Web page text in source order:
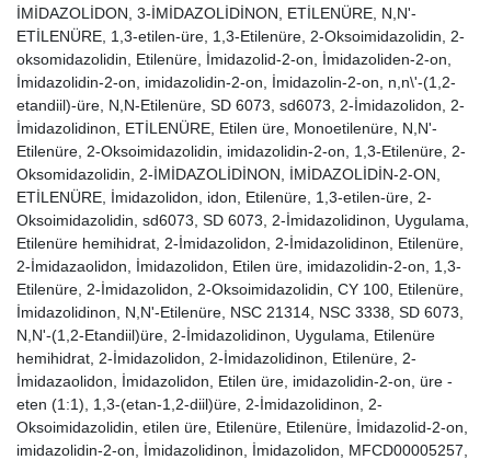
İMİDAZOLİDON, 3-İMİDAZOLİDİNON, ETİLENÜRE, N,N'-
ETİLENÜRE, 1,3-etilen-üre, 1,3-Etilenüre, 2-Oksoimidazolidin, 2-
oksomidazolidin, Etilenüre, İmidazolid-2-on, İmidazoliden-2-on,
İmidazolidin-2-on, imidazolidin-2-on, İmidazolin-2-on, n,n\'-(1,2-
etandiil)-üre, N,N-Etilenüre, SD 6073, sd6073, 2-İmidazolidon, 2-
İmidazolidinon, ETİLENÜRE, Etilen üre, Monoetilenüre, N,N'-
Etilenüre, 2-Oksoimidazolidin, imidazolidin-2-on, 1,3-Etilenüre, 2-
Oksomidazolidin, 2-İMİDAZOLİDİNON, İMİDAZOLİDİN-2-ON,
ETİLENÜRE, İmidazolidon, idon, Etilenüre, 1,3-etilen-üre, 2-
Oksoimidazolidin, sd6073, SD 6073, 2-İmidazolidinon, Uygulama,
Etilenüre hemihidrat, 2-İmidazolidon, 2-İmidazolidinon, Etilenüre,
2-İmidazaolidon, İmidazolidon, Etilen üre, imidazolidin-2-on, 1,3-
Etilenüre, 2-İmidazolidon, 2-Oksoimidazolidin, CY 100, Etilenüre,
İmidazolidinon, N,N'-Etilenüre, NSC 21314, NSC 3338, SD 6073,
N,N'-(1,2-Etandiil)üre, 2-İmidazolidinon, Uygulama, Etilenüre
hemihidrat, 2-İmidazolidon, 2-İmidazolidinon, Etilenüre, 2-
İmidazaolidon, İmidazolidon, Etilen üre, imidazolidin-2-on, üre -
eten (1:1), 1,3-(etan-1,2-diil)üre, 2-İmidazolidinon, 2-
Oksoimidazolidin, etilen üre, Etilenüre, Etilenüre, İmidazolid-2-on,
imidazolidin-2-on, İmidazolidinon, İmidazolidon, MFCD00005257,